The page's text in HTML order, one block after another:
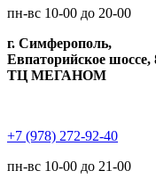
пн-вс 10-00 до 20-00
г. Симферополь,
Евпаторийское шоссе,
ТЦ МЕГАНОМ
+7 (978) 272-92-40
пн-вс 10-00 до 21-00